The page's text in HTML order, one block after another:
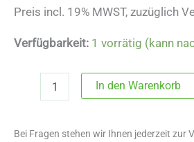
Preis incl. 19% MWST, zuzüglich
Verfügbarkeit: 1 vorrätig (kann
Junior
In den Warenkorb
Bei Fragen stehen wir Ihnen jederzeit zur